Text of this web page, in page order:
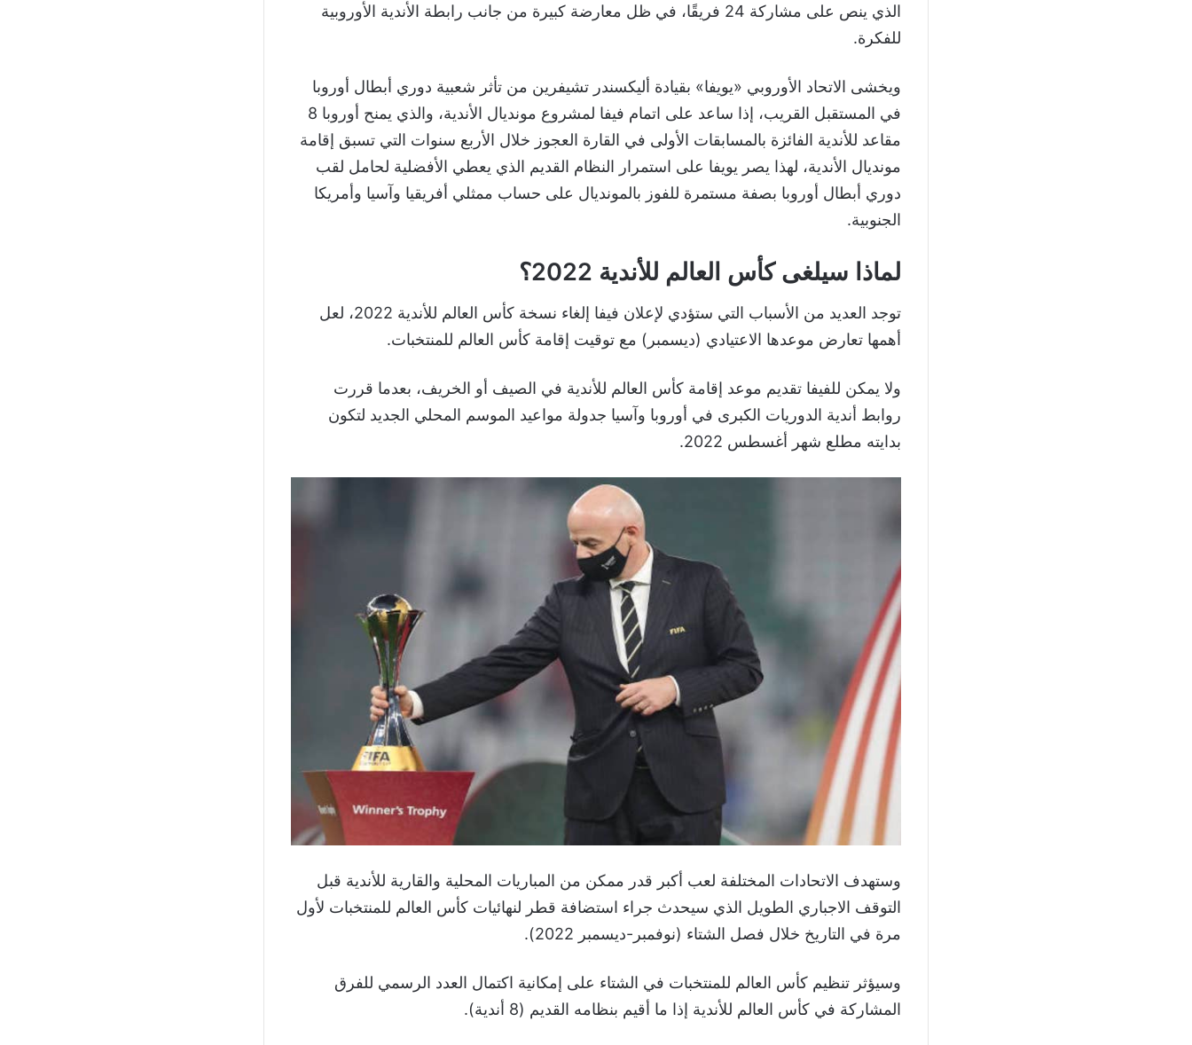
الذي ينص على مشاركة 24 فريقًا، في ظل معارضة كبيرة من جانب رابطة الأندية الأوروبية
للفكرة.
ويخشى الاتحاد الأوروبي «يويفا» بقيادة أليكسندر تشيفرين من تأثر شعبية دوري أبطال أوروبا
في المستقبل القريب، إذا ساعد على اتمام فيفا لمشروع مونديال الأندية، والذي يمنح أوروبا 8
مقاعد للأندية الفائزة بالمسابقات الأولى في القارة العجوز خلال الأربع سنوات التي تسبق إقامة
مونديال الأندية، لهذا يصر يويفا على استمرار النظام القديم الذي يعطي الأفضلية لحامل لقب
دوري أبطال أوروبا بصفة مستمرة للفوز بالمونديال على حساب ممثلي أفريقيا وآسيا وأمريكا
الجنوبية.
لماذا سيلغى كأس العالم للأندية 2022؟
توجد العديد من الأسباب التي ستؤدي لإعلان فيفا إلغاء نسخة كأس العالم للأندية 2022، لعل
أهمها تعارض موعدها الاعتيادي (ديسمبر) مع توقيت إقامة كأس العالم للمنتخبات.
ولا يمكن للفيفا تقديم موعد إقامة كأس العالم للأندية في الصيف أو الخريف، بعدما قررت
روابط أندية الدوريات الكبرى في أوروبا وآسيا جدولة مواعيد الموسم المحلي الجديد لتكون
بدايته مطلع شهر أغسطس 2022.
وستهدف الاتحادات المختلفة لعب أكبر قدر ممكن من المباريات المحلية والقارية للأندية قبل
التوقف الاجباري الطويل الذي سيحدث جراء استضافة قطر لنهائيات كأس العالم للمنتخبات لأول
مرة في التاريخ خلال فصل الشتاء (نوفمبر-ديسمبر 2022).
وسيؤثر تنظيم كأس العالم للمنتخبات في الشتاء على إمكانية اكتمال العدد الرسمي للفرق
المشاركة في كأس العالم للأندية إذا ما أقيم بنظامه القديم (8 أندية).